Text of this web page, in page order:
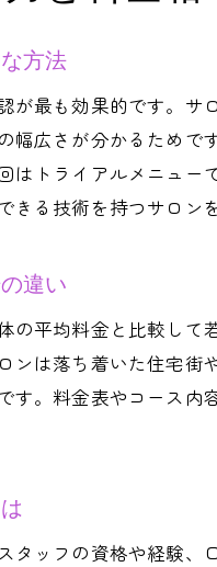
東京のネイルサロンで
ネイルサロン世田谷区で
SNSや口コミで人気の
ネイルサロン 経堂や千
トレンド技術が得意なネ
ネイルサロン選びで後悔
初めてのネイルサロン
ネイルサロン世田谷区
方法
最も効果的です。
幅広さが分かるため
はトライアルメニュ
る技術を持つサロン
違い
平均料金と比較し
は落ち着いた住宅
す。料金表やコース
ッフの資格や経験